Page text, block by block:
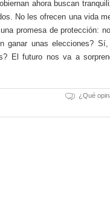
ahora buscan
No les ofrecen una vida
promesa de protección:
ganar unas elecciones?
El futuro nos va a
¿Qué